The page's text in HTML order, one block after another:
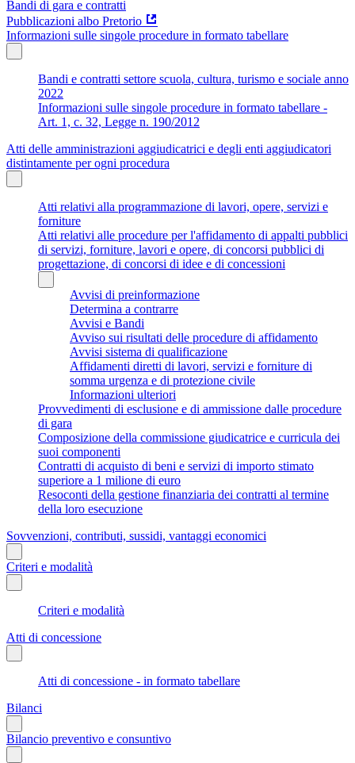
Bandi di gara e contratti
Pubblicazioni albo Pretorio
Informazioni sulle singole procedure in formato tabellare
Bandi e contratti settore scuola, cultura, turismo e sociale anno
2022
Informazioni sulle singole procedure in formato tabellare -
Art. 1, c. 32, Legge n. 190/2012
Atti delle amministrazioni aggiudicatrici e degli enti aggiudicatori
distintamente per ogni procedura
Atti relativi alla programmazione di lavori, opere, servizi e
forniture
Atti relativi alle procedure per l'affidamento di appalti pubblici
di servizi, forniture, lavori e opere, di concorsi pubblici di
progettazione, di concorsi di idee e di concessioni
Avvisi di preinformazione
Determina a contrarre
Avvisi e Bandi
Avviso sui risultati delle procedure di affidamento
Avvisi sistema di qualificazione
Affidamenti diretti di lavori, servizi e forniture di
somma urgenza e di protezione civile
Informazioni ulteriori
Provvedimenti di esclusione e di ammissione dalle procedure
di gara
Composizione della commissione giudicatrice e curricula dei
suoi componenti
Contratti di acquisto di beni e servizi di importo stimato
superiore a 1 milione di euro
Resoconti della gestione finanziaria dei contratti al termine
della loro esecuzione
Sovvenzioni, contributi, sussidi, vantaggi economici
Criteri e modalità
Criteri e modalità
Atti di concessione
Atti di concessione - in formato tabellare
Bilanci
Bilancio preventivo e consuntivo